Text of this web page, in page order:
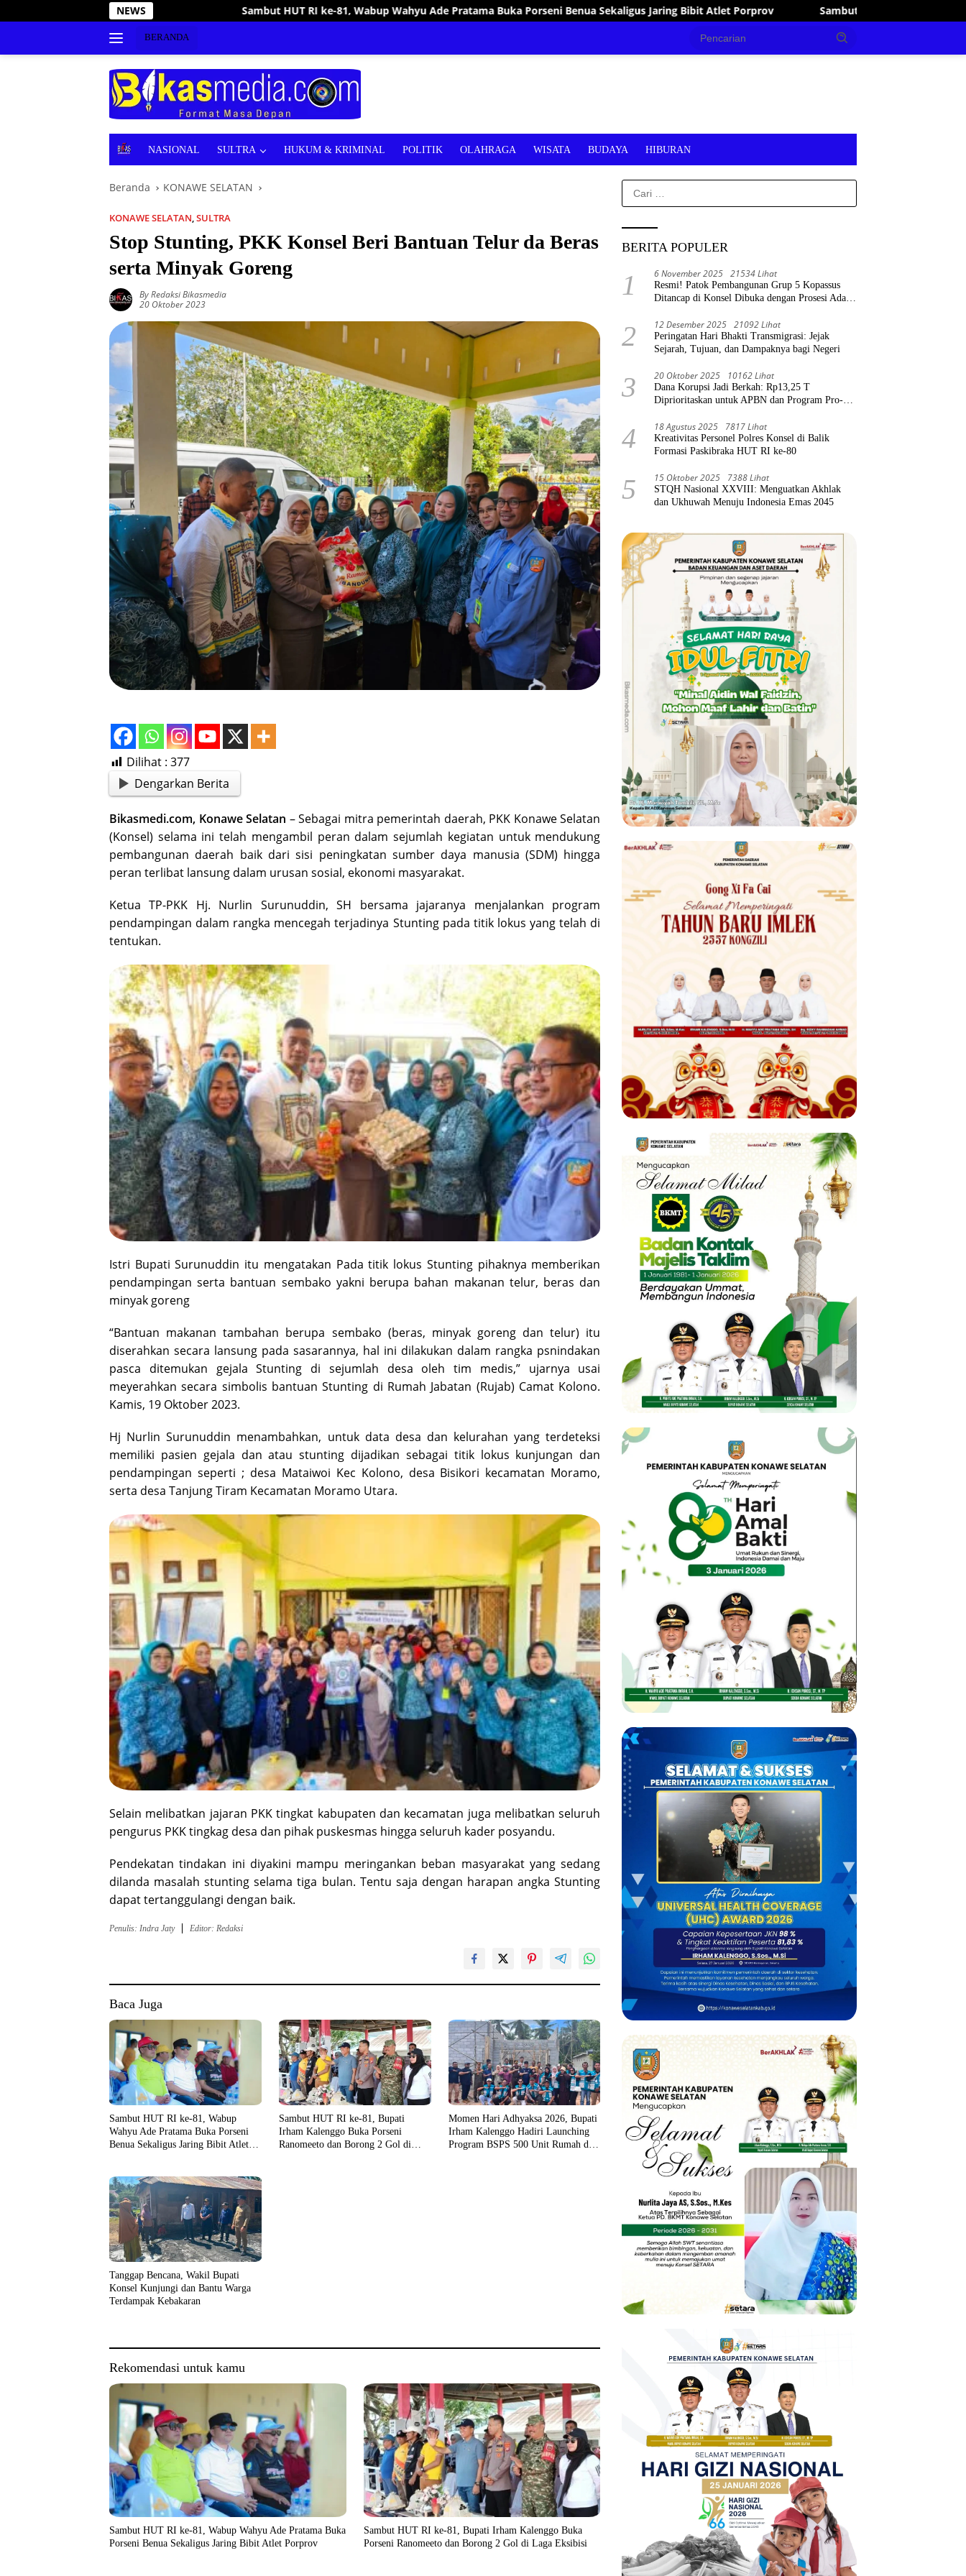
ke
NEWS
Sambut HUT RI ke-81, Wabup Wahyu Ade Pratama Buka Porseni Benua Sekaligus Jaring Bibit Atlet Porprov Sambut HUT RI ke-81, Bupati Irham Kalenggo Buka Porseni
BERANDA
B
I
A
NASIONAL SULTRA HUKUM & KRIMINAL POLITIK OLAHRAGA WISATA BUDAYA HIBURAN
Beranda KONAWE SELATAN
KONAWE SELATAN,SULTRA
Stop Stunting, PKK Konsel Beri Bantuan Telur da Beras
serta Minyak Goreng
By Redaksi Bikasmedia
20 Oktober 2023
Dilihat : 377
Dengarkan Berita
Bikasmedi.com, Konawe Selatan – Sebagai mitra pemerintah daerah, PKK Konawe Selatan
(Konsel) selama ini telah mengambil peran dalam sejumlah kegiatan untuk mendukung
pembangunan daerah baik dari sisi peningkatan sumber daya manusia (SDM) hingga
peran terlibat lansung dalam urusan sosial, ekonomi masyarakat.
Ketua TP-PKK Hj. Nurlin Surunuddin, SH bersama jajaranya menjalankan program
pendampingan dalam rangka mencegah terjadinya Stunting pada titik lokus yang telah di
tentukan.
Istri Bupati Surunuddin itu mengatakan Pada titik lokus Stunting pihaknya memberikan
pendampingan serta bantuan sembako yakni berupa bahan makanan telur, beras dan
minyak goreng
“Bantuan makanan tambahan berupa sembako (beras, minyak goreng dan telur) itu
diserahkan secara lansung pada sasarannya, hal ini dilakukan dalam rangka psnindakan
pasca ditemukan gejala Stunting di sejumlah desa oleh tim medis,” ujarnya usai
meyerahkan secara simbolis bantuan Stunting di Rumah Jabatan (Rujab) Camat Kolono.
Kamis, 19 Oktober 2023.
Hj Nurlin Surunuddin menambahkan, untuk data desa dan kelurahan yang terdeteksi
memiliki pasien gejala dan atau stunting dijadikan sebagai titik lokus kunjungan dan
pendampingan seperti ; desa Mataiwoi Kec Kolono, desa Bisikori kecamatan Moramo,
serta desa Tanjung Tiram Kecamatan Moramo Utara.
Selain melibatkan jajaran PKK tingkat kabupaten dan kecamatan juga melibatkan seluruh
pengurus PKK tingkag desa dan pihak puskesmas hingga seluruh kader posyandu.
Pendekatan tindakan ini diyakini mampu meringankan beban masyarakat yang sedang
dilanda masalah stunting selama tiga bulan. Tentu saja dengan harapan angka Stunting
dapat tertanggulangi dengan baik.
Penulis: Indra Jaty Editor: Redaksi
Baca Juga
Sambut HUT RI ke-81, Wabup
Wahyu Ade Pratama Buka Porseni
Benua Sekaligus Jaring Bibit Atlet
Sambut HUT RI ke-81, Bupati
Irham Kalenggo Buka Porseni
Ranomeeto dan Borong 2 Gol di
Momen Hari Adhyaksa 2026, Bupati
Irham Kalenggo Hadiri Launching
Program BSPS 500 Unit Rumah di
Tanggap Bencana, Wakil Bupati
Konsel Kunjungi dan Bantu Warga
Terdampak Kebakaran
Rekomendasi untuk kamu
Sambut HUT RI ke-81, Wabup Wahyu Ade Pratama Buka
Porseni Benua Sekaligus Jaring Bibit Atlet Porprov
Sambut HUT RI ke-81, Bupati Irham Kalenggo Buka
Porseni Ranomeeto dan Borong 2 Gol di Laga Eksibisi
Cari
untuk:
BERITA POPULER
1 6 November 2025 21534 Lihat
Resmi! Patok Pembangunan Grup 5 Kopassus
Ditancap di Konsel Dibuka dengan Prosesi Adat
2 12 Desember 2025 21092 Lihat
Peringatan Hari Bhakti Transmigrasi: Jejak
Sejarah, Tujuan, dan Dampaknya bagi Negeri
3 20 Oktober 2025 10162 Lihat
Dana Korupsi Jadi Berkah: Rp13,25 T
Diprioritaskan untuk APBN dan Program Pro-
4 18 Agustus 2025 7817 Lihat
Kreativitas Personel Polres Konsel di Balik
Formasi Paskibraka HUT RI ke-80
5 15 Oktober 2025 7388 Lihat
STQH Nasional XXVIII: Menguatkan Akhlak
dan Ukhuwah Menuju Indonesia Emas 2045